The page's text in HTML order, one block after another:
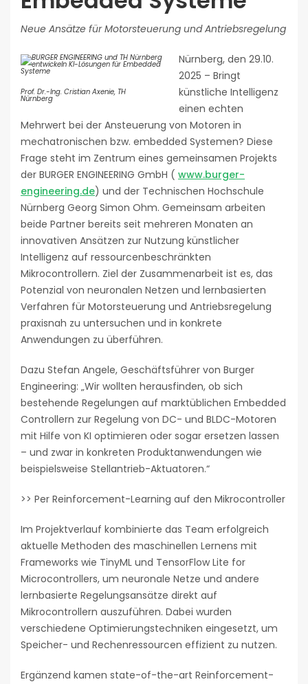
Neue Ansätze für Motorsteuerung und Antriebsregelung
Prof. Dr.-Ing. Cristian Axenie, TH
Nürnberg
Nürnberg, den 29.10.
2025 – Bringt
künstliche Intelligenz
einen echten
Mehrwert bei der Ansteuerung von Motoren in
mechatronischen bzw. embedded Systemen? Diese
Frage steht im Zentrum eines gemeinsamen Projekts
der BURGER ENGINEERING GmbH ( www.burger-
engineering.de) und der Technischen Hochschule
Nürnberg Georg Simon Ohm. Gemeinsam arbeiten
beide Partner bereits seit mehreren Monaten an
innovativen Ansätzen zur Nutzung künstlicher
Intelligenz auf ressourcenbeschränkten
Mikrocontrollern. Ziel der Zusammenarbeit ist es, das
Potenzial von neuronalen Netzen und lernbasierten
Verfahren für Motorsteuerung und Antriebsregelung
praxisnah zu untersuchen und in konkrete
Anwendungen zu überführen.
Dazu Stefan Angele, Geschäftsführer von Burger
Engineering: „Wir wollten herausfinden, ob sich
bestehende Regelungen auf marktüblichen Embedded
Controllern zur Regelung von DC- und BLDC-Motoren
mit Hilfe von KI optimieren oder sogar ersetzen lassen
– und zwar in konkreten Produktanwendungen wie
beispielsweise Stellantrieb-Aktuatoren.“
>> Per Reinforcement-Learning auf den Mikrocontroller
Im Projektverlauf kombinierte das Team erfolgreich
aktuelle Methoden des maschinellen Lernens mit
Frameworks wie TinyML und TensorFlow Lite for
Microcontrollers, um neuronale Netze und andere
lernbasierte Regelungsansätze direkt auf
Mikrocontrollern auszuführen. Dabei wurden
verschiedene Optimierungstechniken eingesetzt, um
Speicher- und Rechenressourcen effizient zu nutzen.
Ergänzend kamen state-of-the-art Reinforcement-